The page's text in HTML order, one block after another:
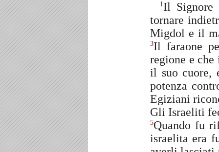
1Il Signore
tornare
Migdol e il
3Il faraone
regione e
il suo cuore,
potenza
Egiziani
Gli Israeliti
5Quando fu
israelita era